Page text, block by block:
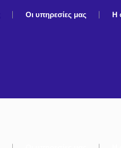
Οι υπηρεσίες μας Η